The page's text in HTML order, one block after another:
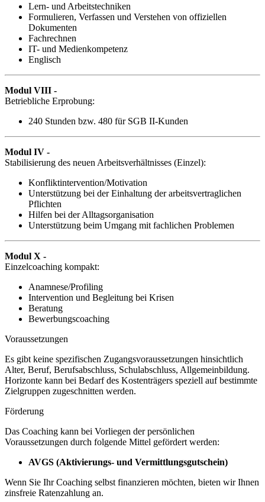
Lern- und Arbeitstechniken
Formulieren, Verfassen und Verstehen von offiziellen
Dokumenten
Fachrechnen
IT- und Medienkompetenz
Englisch
Modul VIII -
Betriebliche Erprobung:
240 Stunden bzw. 480 für SGB II-Kunden
Modul IV -
Stabilisierung des neuen Arbeitsverhältnisses (Einzel):
Konfliktintervention/Motivation
Unterstützung bei der Einhaltung der arbeitsvertraglichen
Pflichten
Hilfen bei der Alltagsorganisation
Unterstützung beim Umgang mit fachlichen Problemen
Modul X -
Einzelcoaching kompakt:
Anamnese/Profiling
Intervention und Begleitung bei Krisen
Beratung
Bewerbungscoaching
Voraussetzungen
Es gibt keine spezifischen Zugangsvoraussetzungen hinsichtlich
Alter, Beruf, Berufsabschluss, Schulabschluss, Allgemeinbildung.
Horizonte kann bei Bedarf des Kostenträgers speziell auf bestimmte
Zielgruppen zugeschnitten werden.
Förderung
Das Coaching kann bei Vorliegen der persönlichen
Voraussetzungen durch folgende Mittel gefördert werden:
AVGS (Aktivierungs- und Vermittlungsgutschein)
Wenn Sie Ihr Coaching selbst finanzieren möchten, bieten wir Ihnen
zinsfreie Ratenzahlung an.